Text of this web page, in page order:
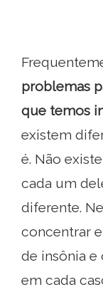
problemas
que temos
existem
é. Não
cada um
diferente.
concentrar
de insônia
em cada